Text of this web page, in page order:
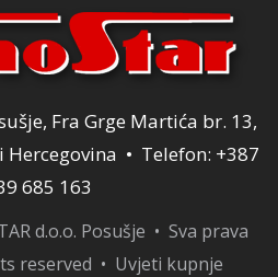
Fra Grge Martića br. 13,
Hercegovina • Telefon: +387
685 163
d.o.o. Posušje • Sva prava
reserved • Uvjeti kupnje